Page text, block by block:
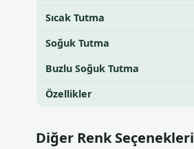
Sıcak Tutma
Soğuk Tutma
Buzlu Soğuk Tutma
Özellikler
Diğer Renk Seçenekleri